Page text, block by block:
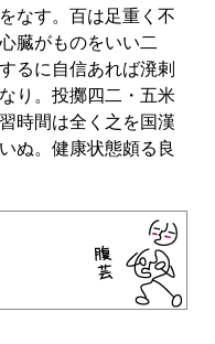
なす。百は足重く不
臓がものをいい二
るに自信あれば溌剌
り。投擲四二・五米
時間は全く之を国漢
ぬ。健康状態頗る良